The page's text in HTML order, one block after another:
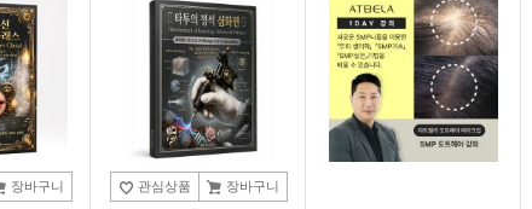
장바구니 관심상품 장바구니